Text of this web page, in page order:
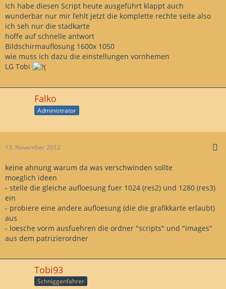
Ich habe diesen Script heute ausgeführt klappt auch
wunderbar nur mir fehlt jetzt die komplette rechte seite also
ich seh nur die stadkarte
hoffe auf schnelle antwort
Bildschirmauflösung 1600x 1050
wie muss ich dazu die einstellungen vornhemen
LG Tobi
Falko
Administrator
13. November 2012
keine ahnung warum da was verschwinden sollte
moeglich ideen
- stelle die gleiche aufloesung fuer 1024 (res2) und 1280 (res3)
ein
- probiere eine andere aufloesung (die die grafikkarte erlaubt)
aus
- loesche vorm ausfuehren die ordner "scripts" und "images"
aus dem patrizierordner
Tobi93
Schniggenfahrer